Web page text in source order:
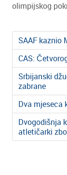
olimpijskog
SAAF kaznio
CAS:
Srbijanski
zabrane
Dva mjeseca
Dvogodišnja
atletičarki